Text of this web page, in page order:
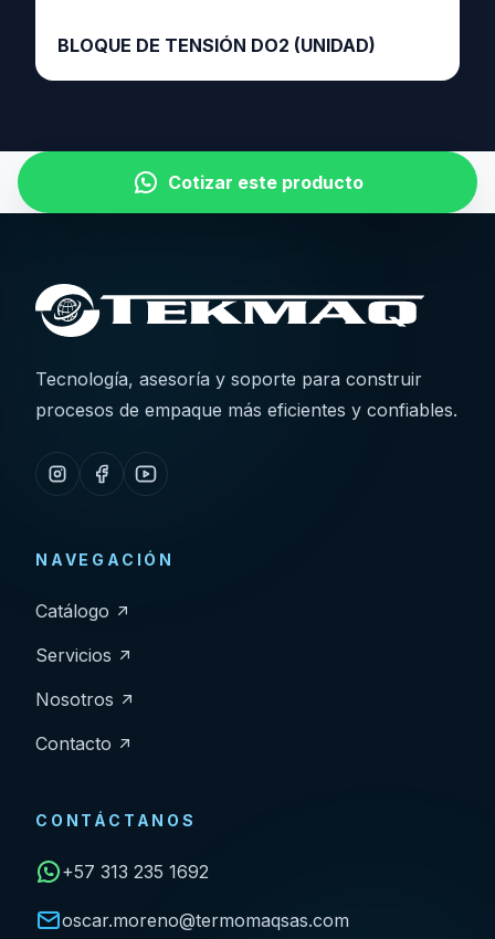
BLOQUE DE TENSIÓN DO2 (UNIDAD)
Cotizar este producto
Tecnología, asesoría y soporte para construir
procesos de empaque más eficientes y confiables.
NAVEGACIÓN
Catálogo
Servicios
Nosotros
Contacto
CONTÁCTANOS
+57 313 235 1692
oscar.moreno@termomaqsas.com